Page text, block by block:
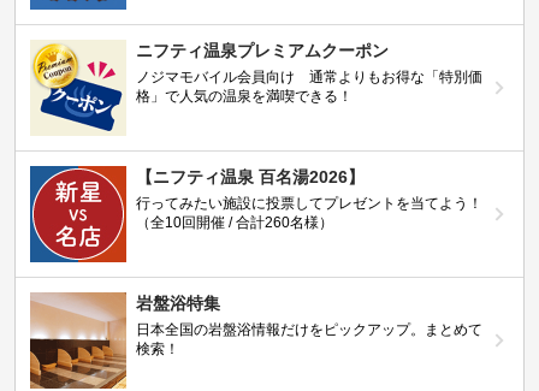
ニフティ温泉プレミアムクーポン
ノジマモバイル会員向け 通常よりもお得な「特別価
格」で人気の温泉を満喫できる！
【ニフティ温泉 百名湯2026】
行ってみたい施設に投票してプレゼントを当てよう！
（全10回開催 / 合計260名様）
岩盤浴特集
日本全国の岩盤浴情報だけをピックアップ。まとめて
検索！